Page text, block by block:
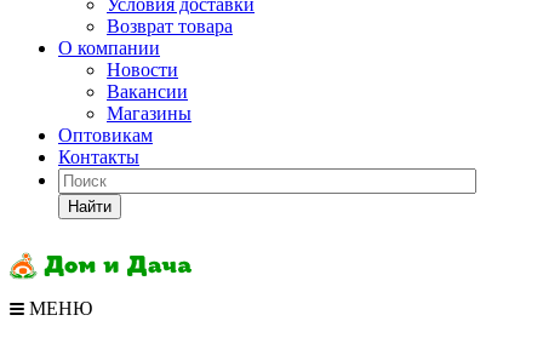
Условия доставки
Возврат товара
О компании
Новости
Вакансии
Магазины
Оптовикам
Контакты
Найти
МЕНЮ